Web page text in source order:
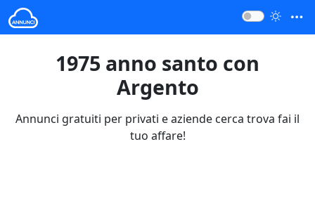
1975 anno santo con
Argento
Annunci gratuiti per privati e aziende cerca trova fai il
tuo affare!